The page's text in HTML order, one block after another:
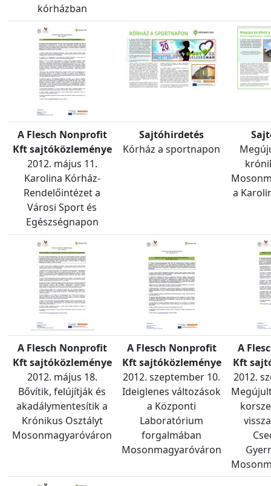
kórházban
A Flesch Nonprofit
Kft sajtóközleménye
2012. május 11.
Karolina Kórház-
Rendelőintézet a
Városi Sport és
Egészségnapon
Sajtóhirdetés
Kórház a sportnapon
a
A Flesch Nonprofit
Kft sajtóközleménye
2012. május 18.
Bővítik, felújítják és
akadálymentesítik a
Krónikus Osztályt
Mosonmagyaróváron
A Flesch Nonprofit
Kft sajtóközleménye
2012. szeptember 10.
Ideiglenes változások
a Központi
Laboratórium
forgalmában
Mosonmagyaróváron
A
Kft
2012.